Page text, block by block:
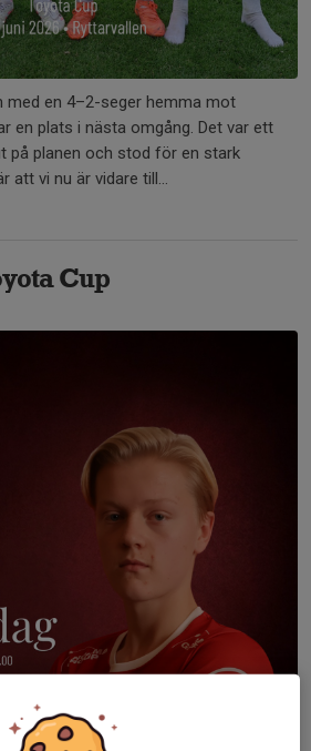
med en 4–2-seger hemma mot
en plats i nästa omgång. Det var ett
på planen och stod för en stark
att vi nu är vidare till...
Cup